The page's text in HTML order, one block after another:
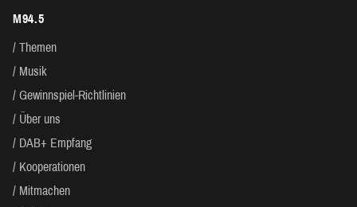
M94.5
Themen
Musik
Gewinnspiel-Richtlinien
Über uns
DAB+ Empfang
Kooperationen
Mitmachen